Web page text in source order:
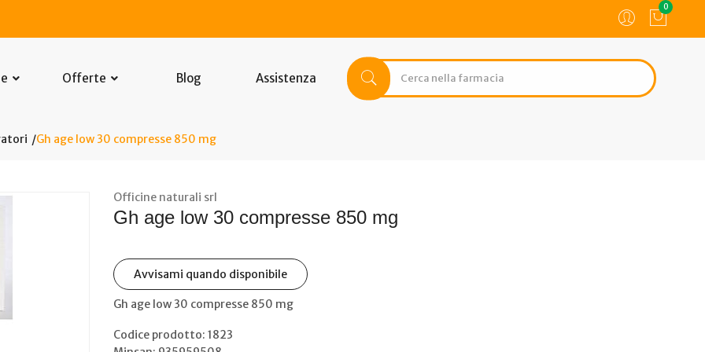
0
Offerte Blog Assistenza
Gh age low 30 compresse 850 mg
Officine naturali srl
Gh age low 30 compresse 850 mg
Avvisami quando disponibile
Gh age low 30 compresse 850 mg
Codice prodotto: 1823